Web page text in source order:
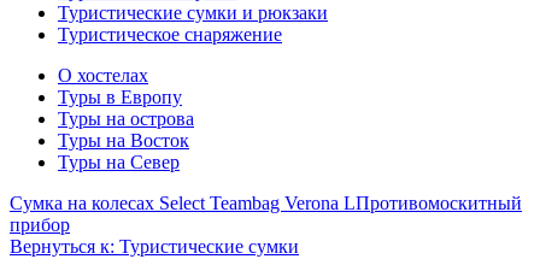
Туристические сумки и рюкзаки
Туристическое снаряжение
О хостелах
Туры в Европу
Туры на острова
Туры на Восток
Туры на Север
Сумка на колесах Select Teambag Verona LПротивомоскитный
прибор
Вернуться к: Туристические сумки